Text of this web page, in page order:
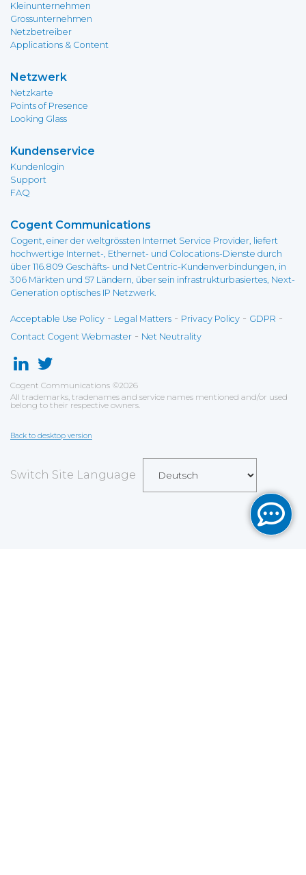
Kleinunternehmen
Grossunternehmen
Netzbetreiber
Applications & Content
Netzwerk
Netzkarte
Points of Presence
Looking Glass
Kundenservice
Kundenlogin
Support
FAQ
Cogent Communications
Cogent, einer der weltgrössten Internet Service Provider, liefert
hochwertige Internet-, Ethernet- und Colocations-Dienste durch
über 116.809 Geschäfts- und NetCentric-Kundenverbindungen, in
306 Märkten und 57 Ländern, über sein infrastrukturbasiertes, Next-
Generation optisches IP Netzwerk.
Acceptable Use Policy - Legal Matters - Privacy Policy - GDPR -
Contact Cogent Webmaster - Net Neutrality
Cogent Communications ©2026
All trademarks, tradenames and service names mentioned and/or used
belong to their respective owners.
Back to desktop version
Switch Site Language